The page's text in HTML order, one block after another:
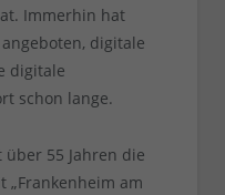
Immerhin hat
digitale
digitale
schon lange.
55 Jahren die
„Frankenheim am